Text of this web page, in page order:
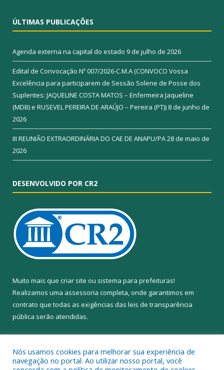
ÚLTIMAS PUBLICAÇÕES
Agenda externa na capital do estado 9 de julho de 2026
Edital de Convocação Nº 007/2026-C.M.A (CONVOCO Vossa
Excelência para participarem de Sessão Solene de Posse dos
Suplentes: JAQUELINE COSTA MATOS – Enfermeira Jaqueline
(MDB) e RUSEVEL PEREIRA DE ARAÚJO – Pereira (PT)) 8 de junho de
2026
III REUNIÃO EXTRAORDINÁRIA DO CAE DE ANAPU/PA28 de maio de
2026
DESENVOLVIDO POR CR2
Muito mais que criar site ou sistema para prefeituras!
Realizamos uma assessoria completa, onde garantimos em
contrato que todas as exigências das leis de transparência
pública serão atendidas.
Nós usamos cookies para melhorar sua experiência de
navegação no portal. Ao utilizar nosso portal, você